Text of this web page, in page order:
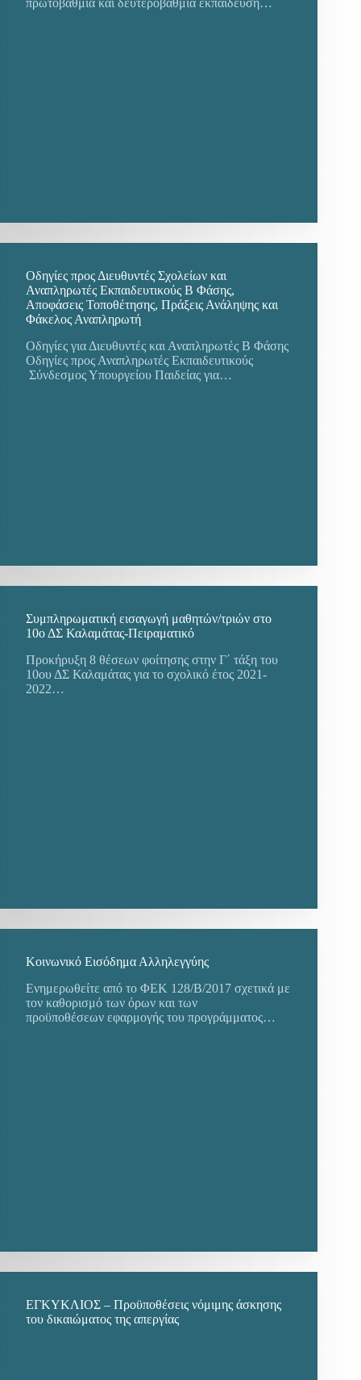
Οδηγίες προς Διευθυντές Σχολείων και
Αναπληρωτές Εκπαιδευτικούς Β Φάσης,
Aποφάσεις Τοποθέτησης, Πράξεις Ανάληψης και
Φάκελος Αναπληρωτή
Οδηγίες για Διευθυντές και Αναπληρωτές Β Φάσης
Οδηγίες προς Αναπληρωτές Εκπαιδευτικούς
Σύνδεσμος Υπουργείου Παιδείας για…
Συμπληρωματική εισαγωγή μαθητών/τριών στο
10ο ΔΣ Καλαμάτας-Πειραματικό
Προκήρυξη 8 θέσεων φοίτησης στην Γ΄ τάξη του
10ου ΔΣ Καλαμάτας για το σχολικό έτος 2021-
2022…
Κοινωνικό Εισόδημα Αλληλεγγύης
Ενημερωθείτε από το ΦΕΚ 128/Β/2017 σχετικά με
τον καθορισμό των όρων και των
προϋποθέσεων εφαρμογής του προγράμματος…
ΕΓΚΥΚΛΙΟΣ – Προϋποθέσεις νόμιμης άσκησης
του δικαιώματος της απεργίας